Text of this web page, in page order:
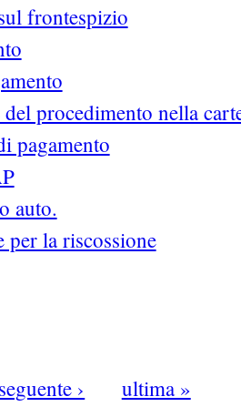
frontespizio
procedimento nella
pagamento
auto.
la riscossione
seguente ›
ultima »